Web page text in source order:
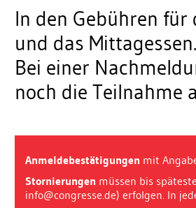
In den Gebühren
und das Mittagessen.
Bei einer
noch die Teilnahme
Anmeldebestätigungen mit
Stornierungen müssen bis
info@congresse.de) erfolgen. In